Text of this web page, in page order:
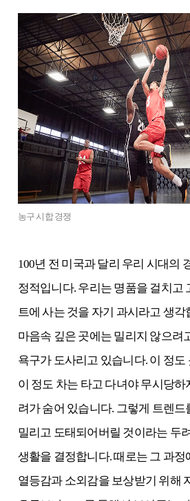
농구 시합 경쟁
100년 전 미국과 달리 우리 시대의
정적입니다. 우리는 명품을 걸치고
트에 사는 것을 자기 과시라고 생각
마음속 깊은 곳에는 밀리지 않으려
욕구가 도사리고 있습니다. 이 정도
이 정도 차는 타고 다녀야 무시당하
려가 숨어 있습니다. 그렇게 트렌드
밀리고 도태되어버릴 것이라는 두
생활을 결정합니다. 때로는 그 과정
열등감과 소외감을 보상받기 위해